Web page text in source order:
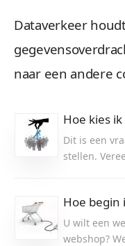
Dataverkeer
naar een andere
Hoe kies
Dit is een
stellen.
Hoe begin
U wilt een
webshop?